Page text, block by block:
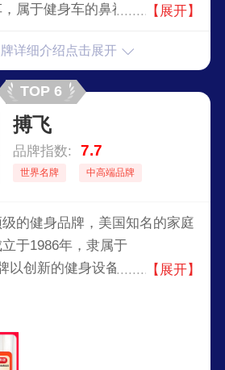
属于健身车的鼻祖，它的自行
度动态变化，使用起来十分舒
分的好。
【展开】
详细介绍点击展开
TOP 6
搏飞
品牌指数: 7.7
世界名牌 中高端品牌
的健身品牌，美国知名的家庭
于1986年，隶属于
以创新的健身设备设计而闻
于为家庭用户提供便捷、高效
产品在全球范围内广受欢迎，
全身锻炼。
【展开】